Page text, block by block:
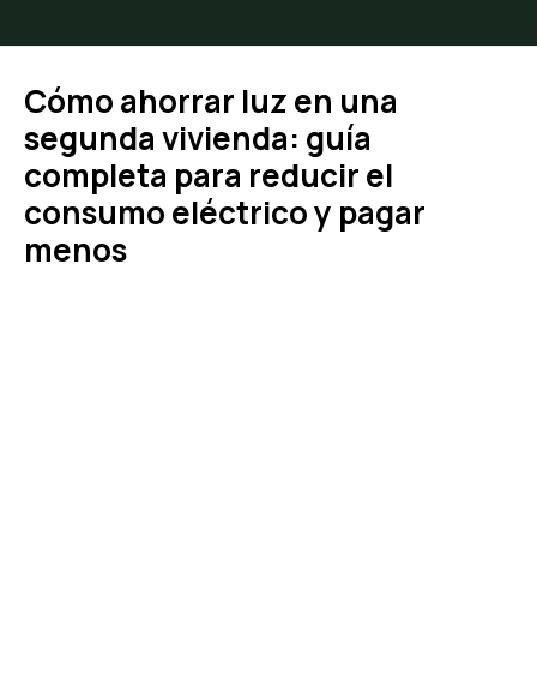
Cómo ahorrar luz en una
segunda vivienda: guía
completa para reducir el
consumo eléctrico y pagar
menos